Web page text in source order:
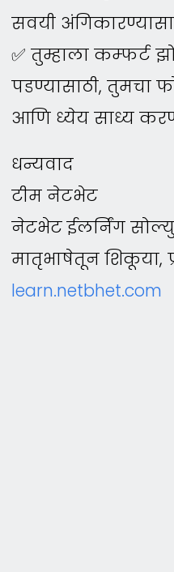
सवयी
✅ तुम्हाला कम्फर्ट
पडण्यासाठी, तुमचा
आणि ध्येय साध्य
धन्यवाद
टीम नेटभेट
नेटभेट ईलर्निंग
मातृभाषेतून शिकूया,
learn.netbhet.com